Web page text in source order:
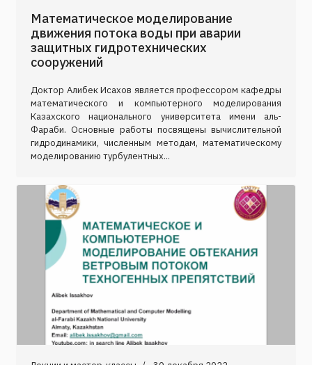
Математическое моделирование
движения потока воды при аварии
защитных гидротехнических
сооружений
Доктор Алибек Исахов является профессором кафедры
математического и компьютерного моделирования
Казахского национального университета имени аль-
Фараби. Основные работы посвящены вычислительной
гидродинамики, численным методам, математическому
моделированию турбулентных...